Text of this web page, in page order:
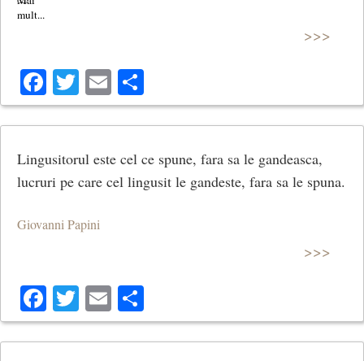
calităților pe care nu le posedă.
>>>
Facebook
Twitter
Email
Lingusitorul este cel ce spune, fara sa le gandeasca,
lucruri pe care cel lingusit le gandeste, fara sa le spuna.
Giovanni Papini
>>>
Facebook
Twitter
Email